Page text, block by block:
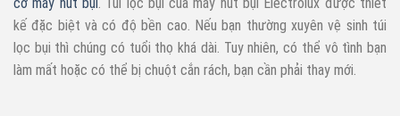
kế đặc biệt và có độ bền cao. Nếu bạn thường xuyên vệ sinh túi
lọc bụi thì chúng có tuổi thọ khá dài. Tuy nhiên, có thể vô tình bạn
làm mất hoặc có thể bị chuột cắn rách, bạn cần phải thay mới.